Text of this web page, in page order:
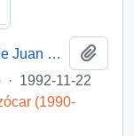
[Solicita oponer a la pena de muerte de Juan Domingo Salvo]
· 1992-11-22
(1990-